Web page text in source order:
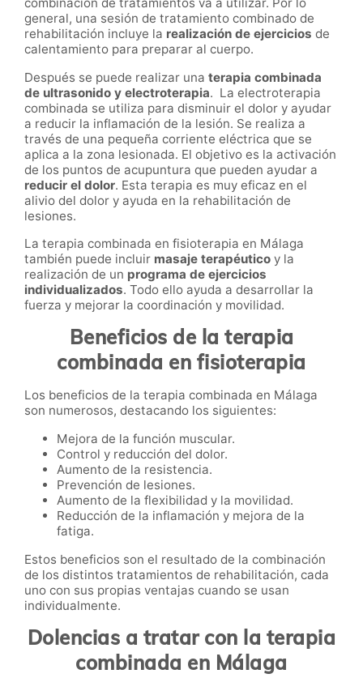
combinación de tratamientos va a utilizar. Por lo
general, una sesión de tratamiento combinado de
rehabilitación incluye la realización de ejercicios de
calentamiento para preparar al cuerpo.
Después se puede realizar una terapia combinada
de ultrasonido y electroterapia. La electroterapia
combinada se utiliza para disminuir el dolor y ayudar
a reducir la inflamación de la lesión. Se realiza a
través de una pequeña corriente eléctrica que se
aplica a la zona lesionada. El objetivo es la activación
de los puntos de acupuntura que pueden ayudar a
reducir el dolor. Esta terapia es muy eficaz en el
alivio del dolor y ayuda en la rehabilitación de
lesiones.
La terapia combinada en fisioterapia en Málaga
también puede incluir masaje terapéutico y la
realización de un programa de ejercicios
individualizados. Todo ello ayuda a desarrollar la
fuerza y mejorar la coordinación y movilidad.
Beneficios de la terapia
combinada en fisioterapia
Los beneficios de la terapia combinada en Málaga
son numerosos, destacando los siguientes:
Mejora de la función muscular.
Control y reducción del dolor.
Aumento de la resistencia.
Prevención de lesiones.
Aumento de la flexibilidad y la movilidad.
Reducción de la inflamación y mejora de la
fatiga.
Estos beneficios son el resultado de la combinación
de los distintos tratamientos de rehabilitación, cada
uno con sus propias ventajas cuando se usan
individualmente.
Dolencias a tratar con la terapia
combinada en Málaga